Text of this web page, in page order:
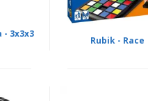
3x3x3
Rubik - Race